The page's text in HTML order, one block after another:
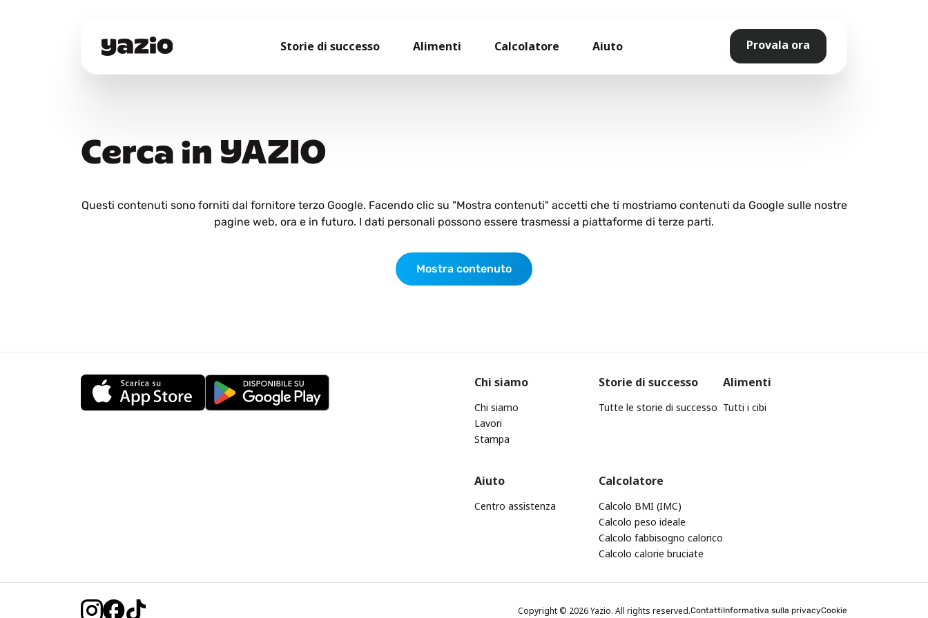
Storie di successo Alimenti Calcolatore Aiuto Provala ora
Cerca in YAZIO
Questi contenuti sono forniti dal fornitore terzo Google. Facendo clic su "Mostra contenuti" accetti che ti mostriamo contenuti da Google sulle nostre
pagine web, ora e in futuro. I dati personali possono essere trasmessi a piattaforme di terze parti.
Mostra contenuto
Chi siamo
Chi siamo
Lavori
Stampa
Storie di successo
Tutte le storie di successo
Alimenti
Tutti i cibi
Aiuto
Centro assistenza
Calcolatore
Calcolo BMI (IMC)
Calcolo peso ideale
Calcolo fabbisogno calorico
Calcolo calorie bruciate
Copyright © 2026 Yazio. All rights reserved.ContattiInformativa sulla privacyCookie